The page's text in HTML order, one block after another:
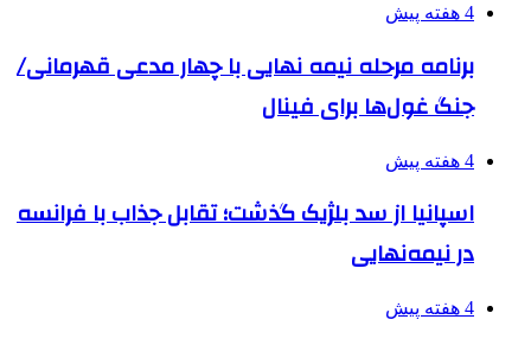
4 هفته پیش
برنامه مرحله نیمه نهایی با چهار مدعی قهرمانی/
جنگ غول‌ها برای فینال
4 هفته پیش
اسپانیا از سد بلژیک گذشت؛ تقابل جذاب با فرانسه
در نیمه‌نهایی
4 هفته پیش